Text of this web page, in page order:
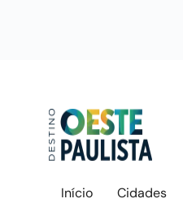
Início Cidades